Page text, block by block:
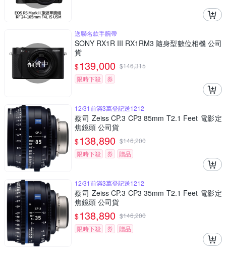
補貨中
送聯名款手腕帶
SONY RX1R III RX1RM3 隨身型數位相機 公司
貨
$139,000 $146,315
限時下殺
券
12/31前滿3萬登記送1212
蔡司 Zeiss CP.3 CP3 85mm T2.1 Feet 電影定
焦鏡頭 公司貨
$138,890 $146,200
限時下殺
券 贈品
12/31前滿3萬登記送1212
蔡司 Zeiss CP.3 CP3 35mm T2.1 Feet 電影定
焦鏡頭 公司貨
$138,890 $146,200
限時下殺
券 贈品